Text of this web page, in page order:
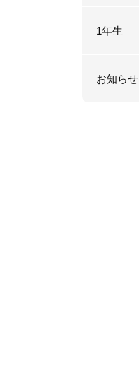
1年生
お知らせ